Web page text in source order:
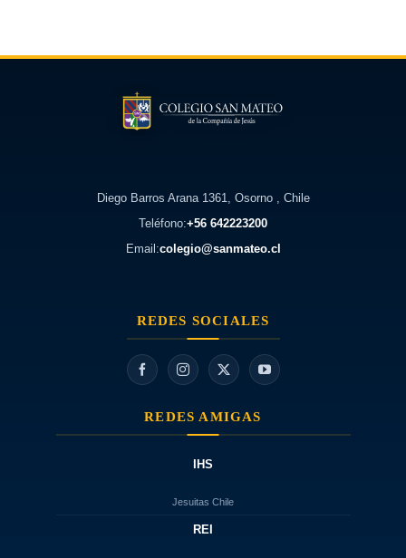
Diego Barros Arana 1361, Osorno , Chile
Teléfono:+56 642223200
Email:colegio@sanmateo.cl
REDES SOCIALES
REDES AMIGAS
IHS
Jesuitas Chile
REI